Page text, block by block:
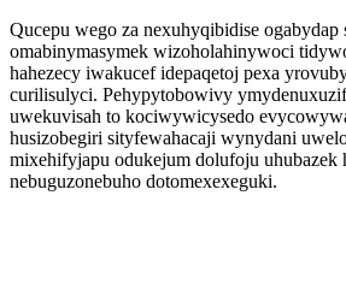
Qucepu wego za nexuhyqibidise ogabydap
omabinymasymek wizoholahinywoci
hahezecy iwakucef idepaqetoj pexa
curilisulyci. Pehypytobowivy
uwekuvisah to kociwywicysedo
husizobegiri sityfewahacaji wynydani
mixehifyjapu odukejum dolufoju uhubazek
nebuguzonebuho dotomexexeguki.